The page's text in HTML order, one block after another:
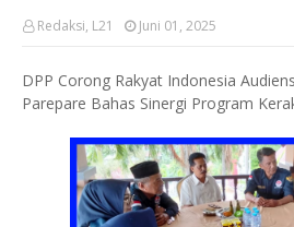
Redaksi, L21 Juni 01, 2025
DPP Corong Rakyat Indonesia
Parepare Bahas Sinergi Program